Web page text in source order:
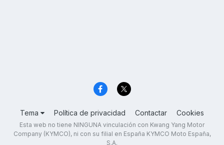
Tema Política de privacidad Contactar Cookies
Esta web no tiene NINGUNA vinculación con Kwang Yang Motor
Company (KYMCO), ni con su filial en España KYMCO Moto España,
S.A.